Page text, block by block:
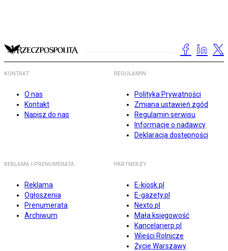
KONTAKT
O nas
Kontakt
Napisz do nas
REGULAMIN
Polityka Prywatności
Zmiana ustawień zgód
Regulamin serwisu
Informacje o nadawcy
Deklaracja dostępności
REKLAMA I PRENUMERATA
Reklama
Ogłoszenia
Prenumerata
Archiwum
PARTNERZY
E-kiosk.pl
E-gazety.pl
Nexto.pl
Mała księgowość
Kancelarierp.pl
Wieści Rolnicze
Życie Warszawy